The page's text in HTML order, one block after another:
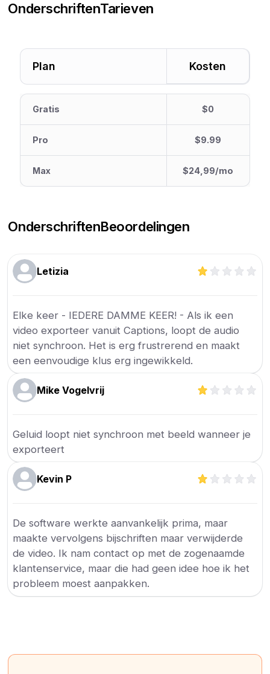
OnderschriftenTarieven
Plan Kosten
Gratis $0
Pro $9.99
Max $24,99/mo
OnderschriftenBeoordelingen
Letizia
Elke keer - IEDERE DAMME KEER! - Als ik een
video exporteer vanuit Captions, loopt de audio
niet synchroon. Het is erg frustrerend en maakt
een eenvoudige klus erg ingewikkeld.
Mike Vogelvrij
Geluid loopt niet synchroon met beeld wanneer je
exporteert
Kevin P
De software werkte aanvankelijk prima, maar
maakte vervolgens bijschriften maar verwijderde
de video. Ik nam contact op met de zogenaamde
klantenservice, maar die had geen idee hoe ik het
probleem moest aanpakken.